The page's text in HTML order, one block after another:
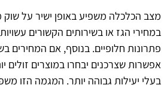
מצב הכלכלה משפיע באופן ישיר על
במחירי הגז או בשירותים הקשורים
פתרונות חלופיים. בנוסף, אם המחירים
אפשרות שצרכנים יבחרו במוצרים זולים
בעלי יעילות גבוהה יותר. המגמה הזו